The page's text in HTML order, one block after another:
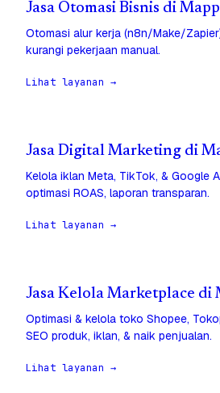
Jasa Otomasi Bisnis di
Otomasi alur kerja (n8n/Make/
kurangi pekerjaan manual.
Lihat layanan →
Jasa Digital Marketing di
Kelola iklan Meta, TikTok, & Google
optimasi ROAS, laporan transparan.
Lihat layanan →
Jasa Kelola Marketplace di
Optimasi & kelola toko Shopee,
SEO produk, iklan, & naik penjualan.
Lihat layanan →